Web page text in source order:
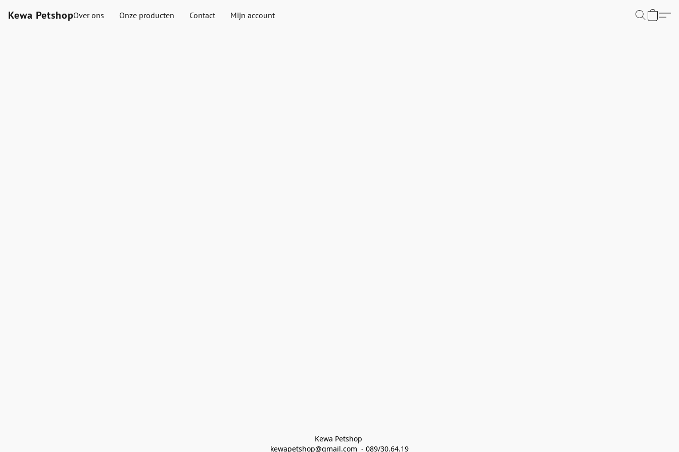
Kewa PetshopOver ons Onze producten Contact Mijn account
Kewa Petshop
kewapetshop@gmail.com  - 089/30.64.19